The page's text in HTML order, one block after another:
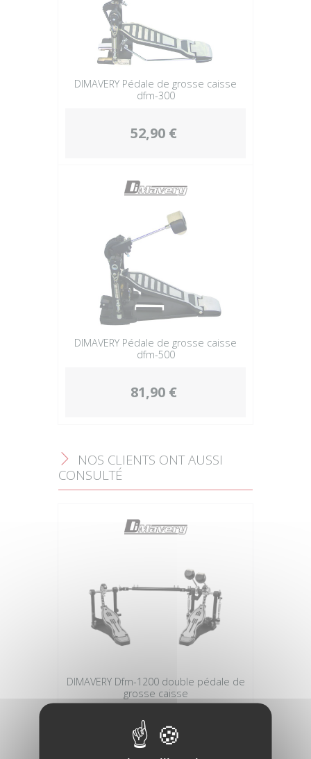
DIMAVERY Pédale de grosse caisse
dfm-300
52,90 €
DIMAVERY Pédale de grosse caisse
dfm-500
81,90 €
F
NOS CLIENTS ONT AUSSI
CONSULTÉ
DIMAVERY Dfm-1200 double pédale de
grosse caisse
177,31 €